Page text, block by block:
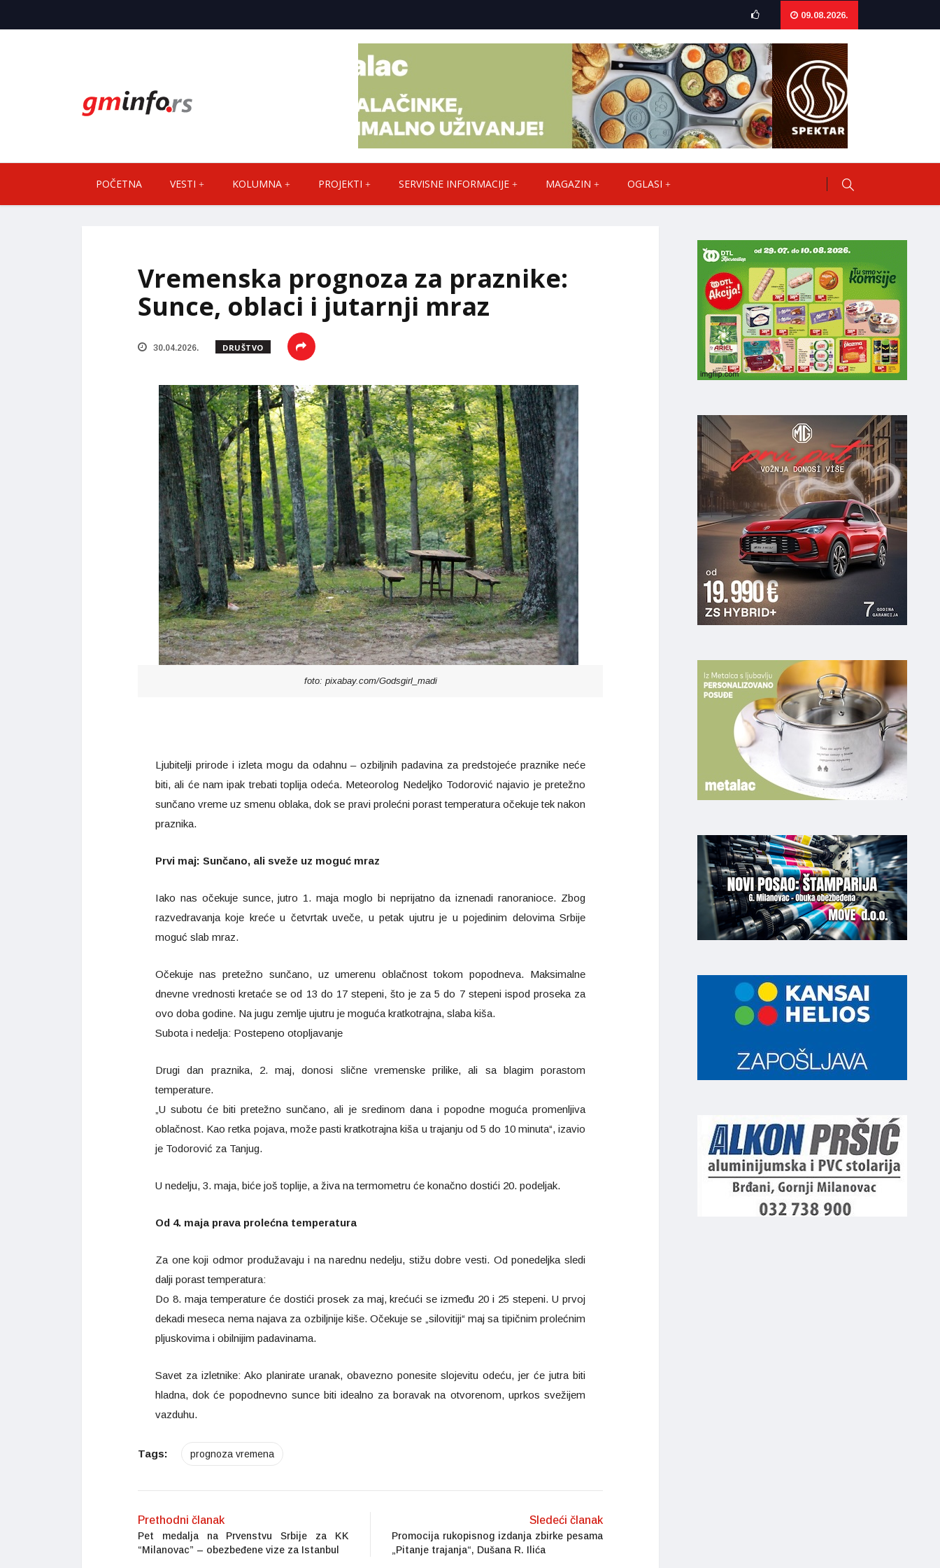
09.08.2026.
POČETNA VESTI KOLUMNA PROJEKTI SERVISNE INFORMACIJE MAGAZIN OGLASI
Vremenska prognoza za praznike:
Sunce, oblaci i jutarnji mraz
30.04.2026. DRUŠTVO
foto: pixabay.com/Godsgirl_madi
Ljubitelji prirode i izleta mogu da odahnu – ozbiljnih padavina za predstojeće praznike neće
biti, ali će nam ipak trebati toplija odeća. Meteorolog Nedeljko Todorović najavio je pretežno
sunčano vreme uz smenu oblaka, dok se pravi prolećni porast temperatura očekuje tek nakon
praznika.
Prvi maj: Sunčano, ali sveže uz moguć mraz
Iako nas očekuje sunce, jutro 1. maja moglo bi neprijatno da iznenadi ranoranioce. Zbog
razvedravanja koje kreće u četvrtak uveče, u petak ujutru je u pojedinim delovima Srbije
moguć slab mraz.
Očekuje nas pretežno sunčano, uz umerenu oblačnost tokom popodneva. Maksimalne
dnevne vrednosti kretaće se od 13 do 17 stepeni, što je za 5 do 7 stepeni ispod proseka za
ovo doba godine. Na jugu zemlje ujutru je moguća kratkotrajna, slaba kiša.
Subota i nedelja: Postepeno otopljavanje
Drugi dan praznika, 2. maj, donosi slične vremenske prilike, ali sa blagim porastom
temperature.
„U subotu će biti pretežno sunčano, ali je sredinom dana i popodne moguća promenljiva
oblačnost. Kao retka pojava, može pasti kratkotrajna kiša u trajanju od 5 do 10 minuta“, izavio
je Todorović za Tanjug.
U nedelju, 3. maja, biće još toplije, a živa na termometru će konačno dostići 20. podeljak.
Od 4. maja prava prolećna temperatura
Za one koji odmor produžavaju i na narednu nedelju, stižu dobre vesti. Od ponedeljka sledi
dalji porast temperatura:
Do 8. maja temperature će dostići prosek za maj, krećući se između 20 i 25 stepeni. U prvoj
dekadi meseca nema najava za ozbiljnije kiše. Očekuje se „silovitiji“ maj sa tipičnim prolećnim
pljuskovima i obilnijim padavinama.
Savet za izletnike: Ako planirate uranak, obavezno ponesite slojevitu odeću, jer će jutra biti
hladna, dok će popodnevno sunce biti idealno za boravak na otvorenom, uprkos svežijem
vazduhu.
Tags: prognoza vremena
Prethodni članak
Pet medalja na Prvenstvu Srbije za KK
“Milanovac” – obezbeđene vize za Istanbul
Sledeći članak
Promocija rukopisnog izdanja zbirke pesama
„Pitanje trajanja“, Dušana R. Ilića